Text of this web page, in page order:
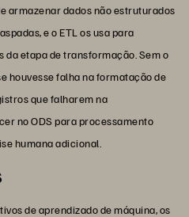
armazenar dados não estruturados
e o ETL os usa para
etapa de transformação. Sem o
houvesse falha na formatação de
que falharem na
no ODS para processamento
humana adicional.
de aprendizado de máquina, os